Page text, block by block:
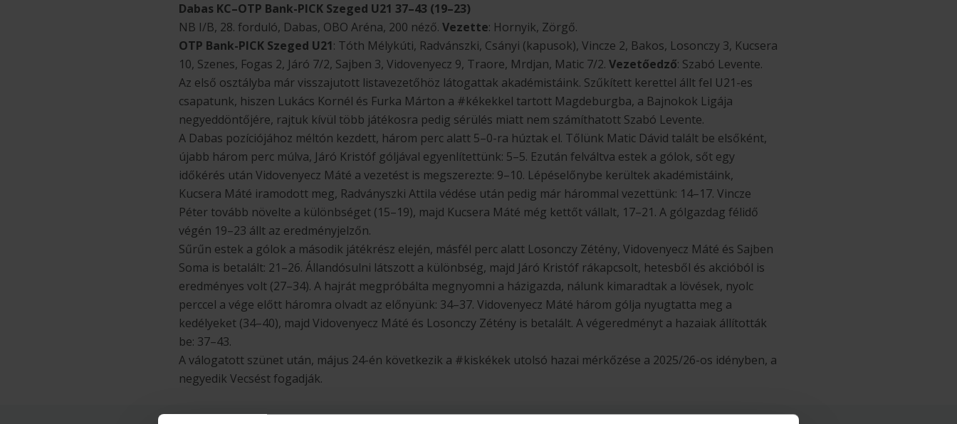
Dabas KC–OTP Bank-PICK Szeged U21 37–43 (19–23)
NB I/B, 28. forduló, Dabas, OBO Aréna, 200 néző. Vezette: Hornyik, Zörgő.
OTP Bank-PICK Szeged U21: Tóth Mélykúti, Radvánszki, Csányi (kapusok), Vincze 2, Bakos, Losonczy 3, Kucsera
10, Szenes, Fogas 2, Járó 7/2, Sajben 3, Vidovenyecz 9, Traore, Mrdjan, Matic 7/2. Vezetőedző: Szabó Levente.
Az első osztályba már visszajutott listavezetőhöz látogattak akadémistáink. Szűkített kerettel állt fel U21-es
csapatunk, hiszen Lukács Kornél és Furka Márton a #kékekkel tartott Magdeburgba, a Bajnokok Ligája
negyeddöntőjére, rajtuk kívül több játékosra pedig sérülés miatt nem számíthatott Szabó Levente.
A Dabas pozíciójához méltón kezdett, három perc alatt 5–0-ra húztak el. Tőlünk Matic Dávid talált be elsőként,
újabb három perc múlva, Járó Kristóf góljával egyenlítettünk: 5–5. Ezután felváltva estek a gólok, sőt egy
időkérés után Vidovenyecz Máté a vezetést is megszerezte: 9–10. Lépéselőnybe kerültek akadémistáink,
Kucsera Máté iramodott meg, Radványszki Attila védése után pedig már hárommal vezettünk: 14–17. Vincze
Péter tovább növelte a különbséget (15–19), majd Kucsera Máté még kettőt vállalt, 17–21. A gólgazdag félidő
végén 19–23 állt az eredményjelzőn.
Sűrűn estek a gólok a második játékrész elején, másfél perc alatt Losonczy Zétény, Vidovenyecz Máté és Sajben
Soma is betalált: 21–26. Állandósulni látszott a különbség, majd Járó Kristóf rákapcsolt, hetesből és akcióból is
eredményes volt (27–34). A hajrát megpróbálta megnyomni a házigazda, nálunk kimaradtak a lövések, nyolc
perccel a vége előtt háromra olvadt az előnyünk: 34–37. Vidovenyecz Máté három gólja nyugtatta meg a
kedélyeket (34–40), majd Vidovenyecz Máté és Losonczy Zétény is betalált. A végeredményt a hazaiak állították
be: 37–43.
A válogatott szünet után, május 24-én következik a #kiskékek utolsó hazai mérkőzése a 2025/26-os idényben, a
negyedik Vecsést fogadják.